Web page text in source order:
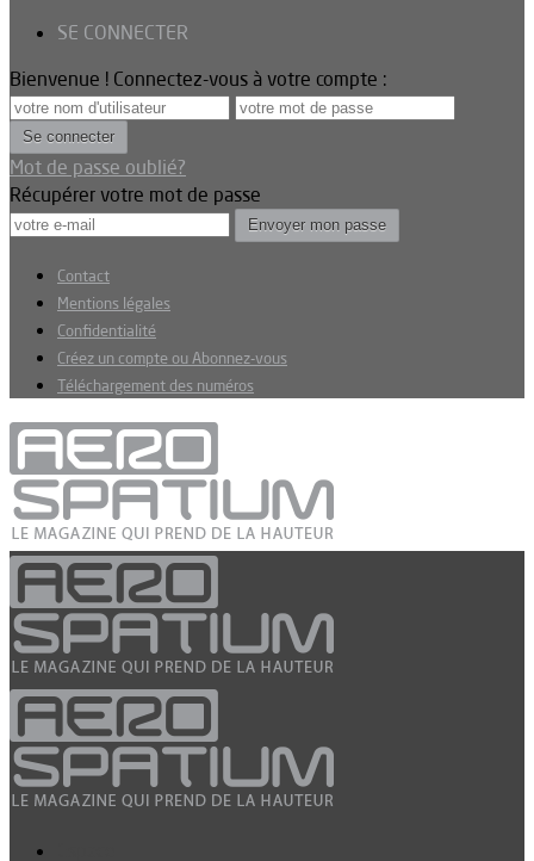
SE CONNECTER
Bienvenue ! Connectez-vous à votre compte :
Mot de passe oublié?
Récupérer votre mot de passe
Contact
Mentions légales
Confidentialité
Créez un compte ou Abonnez-vous
Téléchargement des numéros